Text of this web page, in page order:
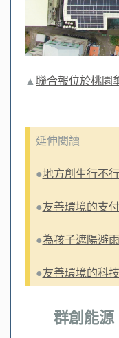
▲ 聯合報位於桃園
延伸閱讀
●地方創生行不
●友善環境的支
●為孩子遮陽避
●友善環境的科
群創能源